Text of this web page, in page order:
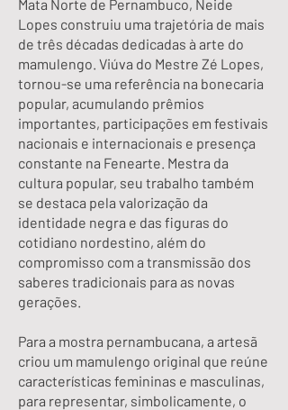
Mata Norte de Pernambuco, Neide
Lopes construiu uma trajetória de mais
de três décadas dedicadas à arte do
mamulengo. Viúva do Mestre Zé Lopes,
tornou-se uma referência na bonecaria
popular, acumulando prêmios
importantes, participações em festivais
nacionais e internacionais e presença
constante na Fenearte. Mestra da
cultura popular, seu trabalho também
se destaca pela valorização da
identidade negra e das figuras do
cotidiano nordestino, além do
compromisso com a transmissão dos
saberes tradicionais para as novas
gerações.
Para a mostra pernambucana, a artesã
criou um mamulengo original que reúne
características femininas e masculinas,
para representar, simbolicamente, o